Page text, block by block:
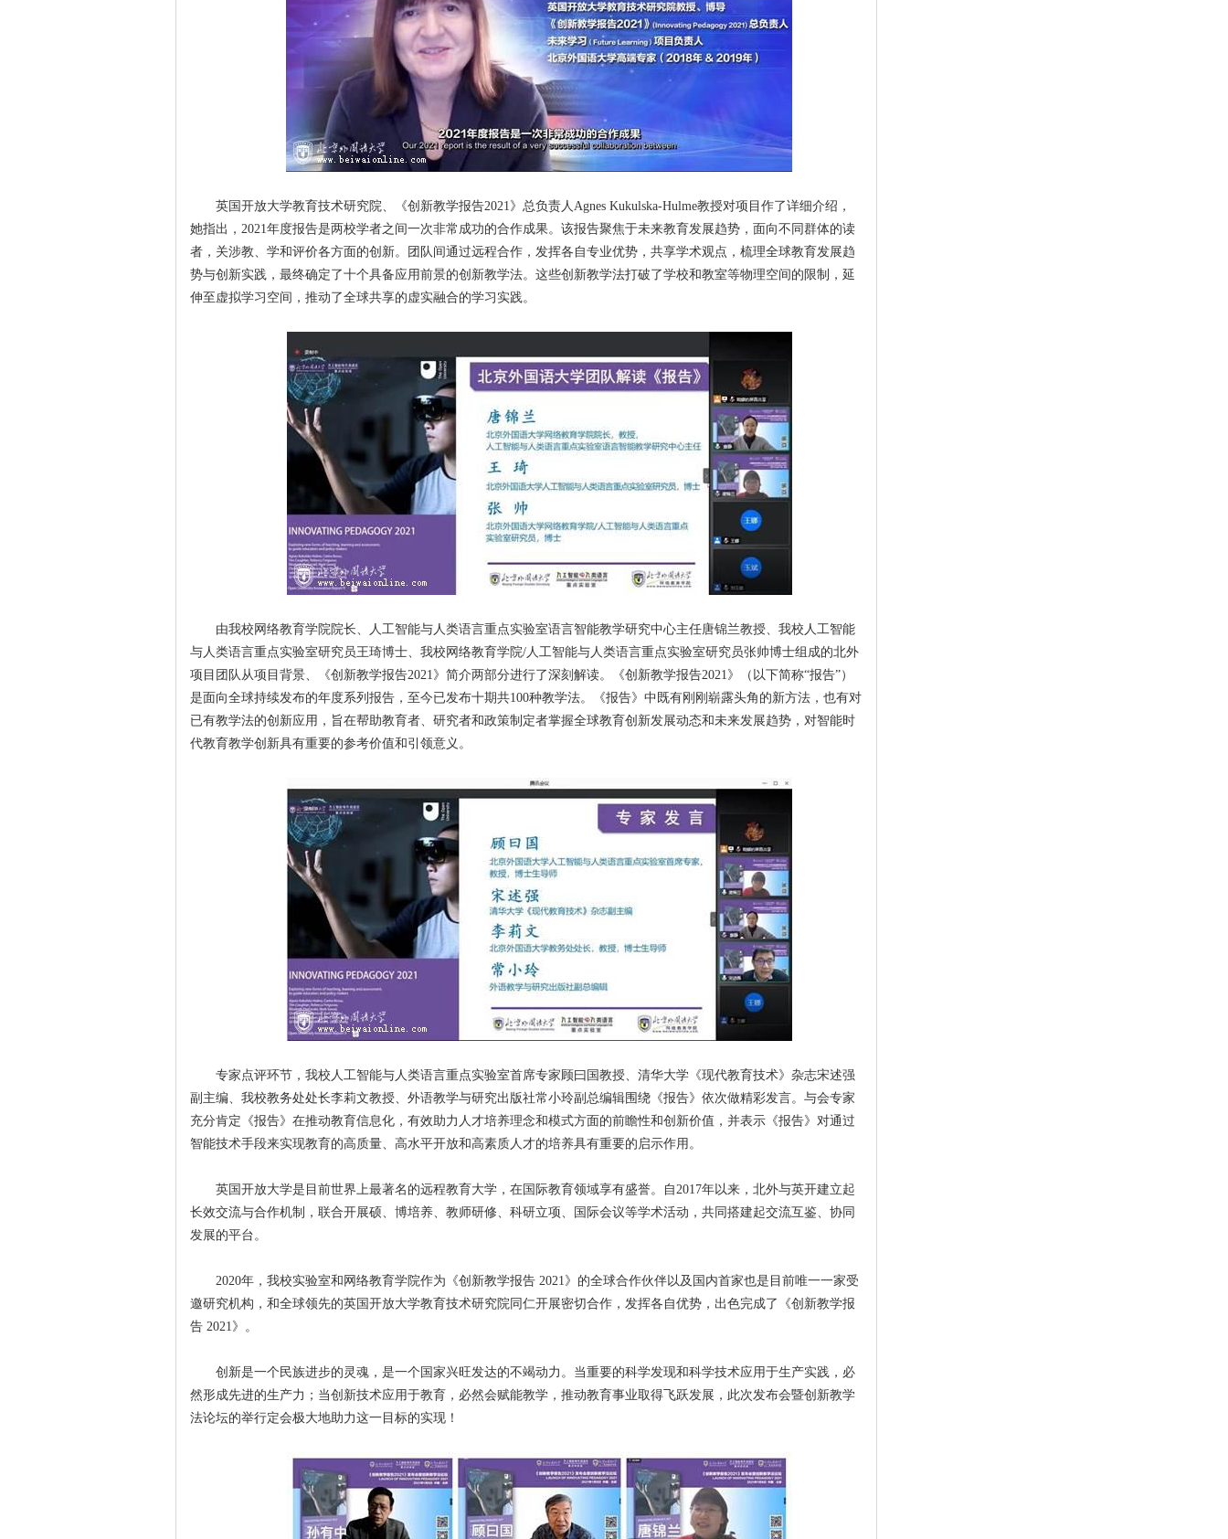
英国开放大学教育技术研究院、《创新教学报告2021》总负责人Agnes Kukulska-Hulme教授对项目作了详细介绍，
她指出，2021年度报告是两校学者之间一次非常成功的合作成果。该报告聚焦于未来教育发展趋势，面向不同群体的读
者，关涉教、学和评价各方面的创新。团队间通过远程合作，发挥各自专业优势，共享学术观点，梳理全球教育发展趋
势与创新实践，最终确定了十个具备应用前景的创新教学法。这些创新教学法打破了学校和教室等物理空间的限制，延
伸至虚拟学习空间，推动了全球共享的虚实融合的学习实践。
由我校网络教育学院院长、人工智能与人类语言重点实验室语言智能教学研究中心主任唐锦兰教授、我校人工智能
与人类语言重点实验室研究员王琦博士、我校网络教育学院/人工智能与人类语言重点实验室研究员张帅博士组成的北外
项目团队从项目背景、《创新教学报告2021》简介两部分进行了深刻解读。《创新教学报告2021》（以下简称“报告”）
是面向全球持续发布的年度系列报告，至今已发布十期共100种教学法。《报告》中既有刚刚崭露头角的新方法，也有对
已有教学法的创新应用，旨在帮助教育者、研究者和政策制定者掌握全球教育创新发展动态和未来发展趋势，对智能时
代教育教学创新具有重要的参考价值和引领意义。
专家点评环节，我校人工智能与人类语言重点实验室首席专家顾曰国教授、清华大学《现代教育技术》杂志宋述强
副主编、我校教务处处长李莉文教授、外语教学与研究出版社常小玲副总编辑围绕《报告》依次做精彩发言。与会专家
充分肯定《报告》在推动教育信息化，有效助力人才培养理念和模式方面的前瞻性和创新价值，并表示《报告》对通过
智能技术手段来实现教育的高质量、高水平开放和高素质人才的培养具有重要的启示作用。
英国开放大学是目前世界上最著名的远程教育大学，在国际教育领域享有盛誉。自2017年以来，北外与英开建立起
长效交流与合作机制，联合开展硕、博培养、教师研修、科研立项、国际会议等学术活动，共同搭建起交流互鉴、协同
发展的平台。
2020年，我校实验室和网络教育学院作为《创新教学报告 2021》的全球合作伙伴以及国内首家也是目前唯一一家受
邀研究机构，和全球领先的英国开放大学教育技术研究院同仁开展密切合作，发挥各自优势，出色完成了《创新教学报
告 2021》。
创新是一个民族进步的灵魂，是一个国家兴旺发达的不竭动力。当重要的科学发现和科学技术应用于生产实践，必
然形成先进的生产力；当创新技术应用于教育，必然会赋能教学，推动教育事业取得飞跃发展，此次发布会暨创新教学
法论坛的举行定会极大地助力这一目标的实现！